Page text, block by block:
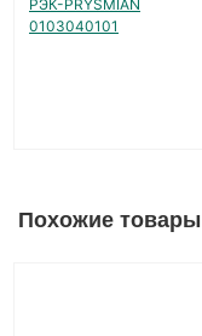
Похожие товары